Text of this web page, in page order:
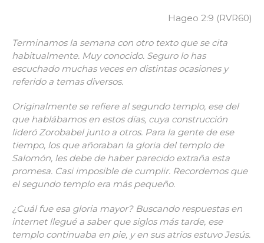
Hageo 2:9 (RVR60)
Terminamos la semana con otro texto que se cita
habitualmente. Muy conocido. Seguro lo has
escuchado muchas veces en distintas ocasiones y
referido a temas diversos.
Originalmente se refiere al segundo templo, ese del
que hablábamos en estos días, cuya construcción
lideró Zorobabel junto a otros. Para la gente de ese
tiempo, los que añoraban la gloria del templo de
Salomón, les debe de haber parecido extraña esta
promesa. Casi imposible de cumplir. Recordemos que
el segundo templo era más pequeño.
¿Cuál fue esa gloria mayor? Buscando respuestas en
internet llegué a saber que siglos más tarde, ese
templo continuaba en pie, y en sus atrios estuvo Jesús.